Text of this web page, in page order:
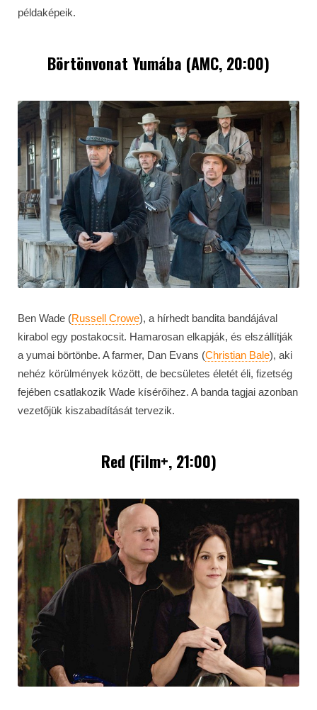
példaképeik.
Börtönvonat Yumába (AMC, 20:00)
Ben Wade (Russell Crowe), a hírhedt bandita bandájával
kirabol egy postakocsit. Hamarosan elkapják, és elszállítják
a yumai börtönbe. A farmer, Dan Evans (Christian Bale), aki
nehéz körülmények között, de becsületes életét éli, fizetség
fejében csatlakozik Wade kísérőihez. A banda tagjai azonban
vezetőjük kiszabadítását tervezik.
Red (Film+, 21:00)